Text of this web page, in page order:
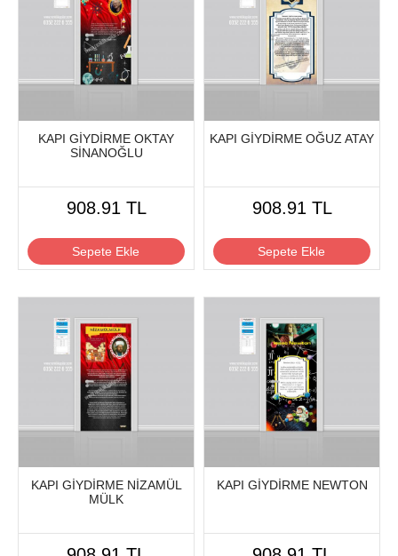
KAPI GİYDİRME OKTAY
SİNANOĞLU
908.91 TL
Sepete Ekle
KAPI GİYDİRME OĞUZ ATAY
908.91 TL
Sepete Ekle
KAPI GİYDİRME NİZAMÜL
MÜLK
KAPI GİYDİRME NEWTON